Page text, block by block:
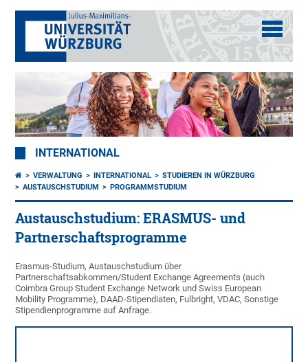
INTERNATIONAL
VERWALTUNG INTERNATIONAL
STUDIEREN IN WÜRZBURG
AUSTAUSCHSTUDIUM
PROGRAMMSTUDIUM
Austauschstudium: ERASMUS- und
Partnerschaftsprogramme
Erasmus-Studium, Austauschstudium über
Partnerschaftsabkommen/Student Exchange Agreements (auch
Coimbra Group Student Exchange Network und Swiss European
Mobility Programme), DAAD-Stipendiaten, Fulbright, VDAC, Sonstige
Stipendienprogramme auf Anfrage.